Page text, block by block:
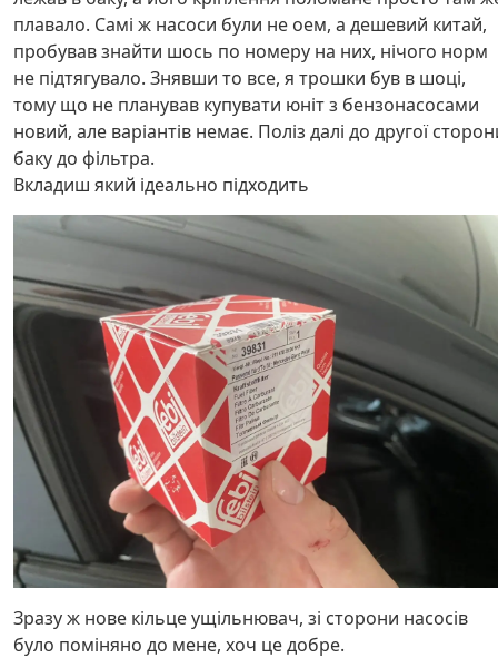
плавало. Самі ж насоси були не оем, а дешевий китай,
пробував знайти шось по номеру на них, нічого норм
не підтягувало. Знявши то все, я трошки був в шоці,
тому що не планував купувати юніт з бензонасосами
новий, але варіантів немає. Поліз далі до другої
баку до фільтра.
Вкладиш який ідеально підходить
Зразу ж нове кільце ущільнювач, зі сторони насосів
було поміняно до мене, хоч це добре.